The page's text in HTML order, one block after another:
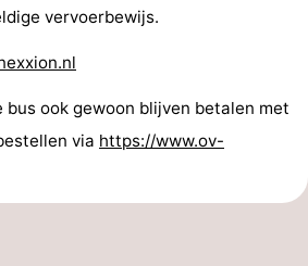
vervoerbewijs.
bus ook gewoon blijven betalen met
via https://www.ov-